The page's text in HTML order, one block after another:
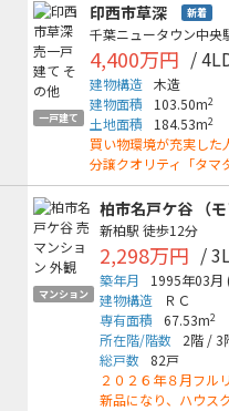
一戸建て
印西市草深 新着
千葉ニュータウン中央
4,400万円 /
建物構造 木造
建物面積
103.50m2
土地面積 184.53m2
買い物環境が充実し
分譲クオリティ「タ
マンション
柏市名戸ケ谷 （
新柏駅 徒歩12分
2,298万円 /
築年月 1995年03月
建物構造
ＲＣ
専有面積
67.53m2
所在階/階数 2階 /3
総戸数
82戸
２０２６年８月フル
新品になり、ハウス